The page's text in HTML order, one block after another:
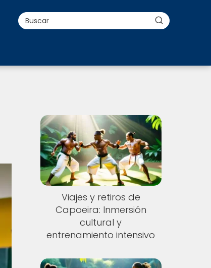
Viajes y retiros de
Capoeira: Inmersión
cultural y
entrenamiento intensivo